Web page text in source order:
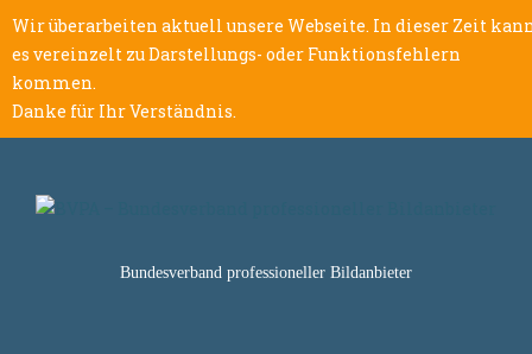
Wir überarbeiten aktuell unsere Webseite. In dieser Zeit
es vereinzelt zu Darstellungs- oder Funktionsfehlern
kommen.
Danke für Ihr Verständnis.
Bundesverband professioneller Bildanbieter